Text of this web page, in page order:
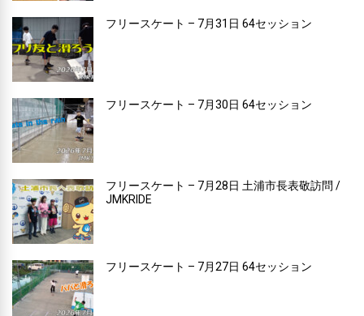
フリースケート – 7月31日 64セッション
フリースケート – 7月30日 64セッション
フリースケート – 7月28日 土浦市長表敬訪問 /
JMKRIDE
フリースケート – 7月27日 64セッション